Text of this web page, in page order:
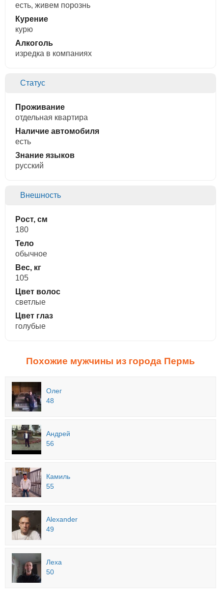
есть, живем порознь
Курение
курю
Алкоголь
изредка в компаниях
Статус
Проживание
отдельная квартира
Наличие автомобиля
есть
Знание языков
русский
Внешность
Рост, см
180
Тело
обычное
Вес, кг
105
Цвет волос
светлые
Цвет глаз
голубые
Похожие мужчины из города Пермь
Олег
48
Андрей
56
Камиль
55
Alexander
49
Леха
50